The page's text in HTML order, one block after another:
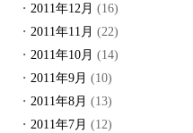
2011年12月 (16)
2011年11月 (22)
2011年10月 (14)
2011年9月 (10)
2011年8月 (13)
2011年7月 (12)